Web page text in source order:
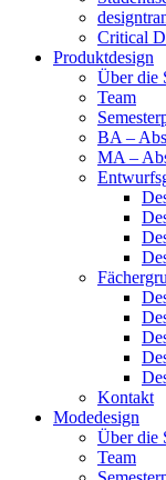
Critical
Produktdesign
Über die
Team
BA –
MA –
Kontakt
Modedesign
Über die
Team